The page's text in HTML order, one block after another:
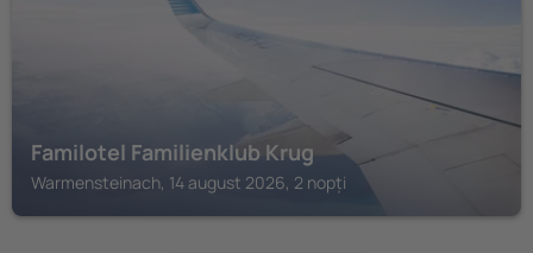
Familotel Familienklub Krug
Warmensteinach, 14 august 2026, 2 nopți